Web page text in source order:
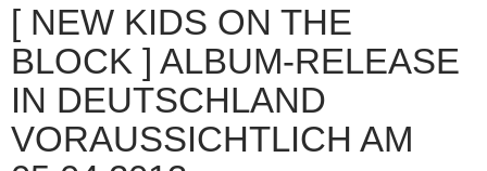
[ NEW KIDS ON THE
BLOCK ] ALBUM-RELEASE
IN DEUTSCHLAND
VORAUSSICHTLICH AM